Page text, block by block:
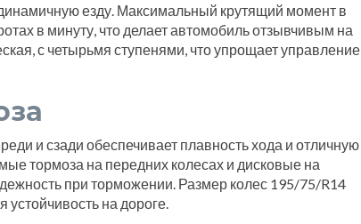
езду. Максимальный крутящий момент в
в минуту, что делает автомобиль отзывчивым на
с четырьмя ступенями, что упрощает управление
и сзади обеспечивает плавность хода и отличную
тормоза на передних колесах и дисковые на
при торможении. Размер колес 195/75/R14
на дороге.